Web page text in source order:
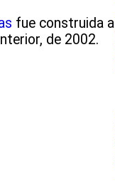
fue construida a
de 2002.